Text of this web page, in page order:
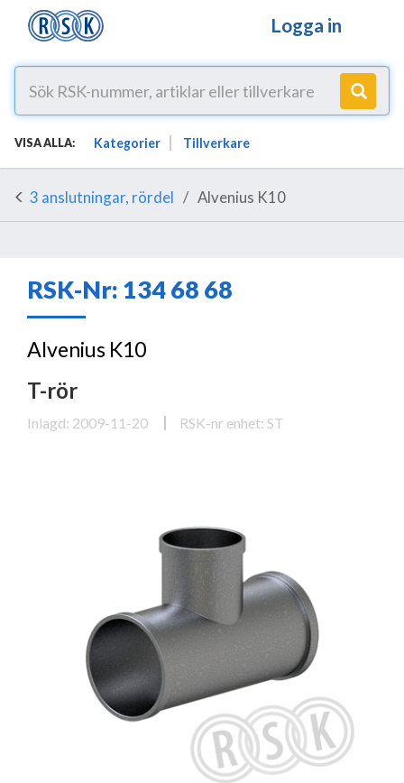
Logga in
VISA ALLA: Kategorier Tillverkare
3 anslutningar, rördel Alvenius K10
RSK-Nr: 134 68 68
Alvenius K10
T-rör
Inlagd: 2009-11-20 RSK-nr enhet: ST